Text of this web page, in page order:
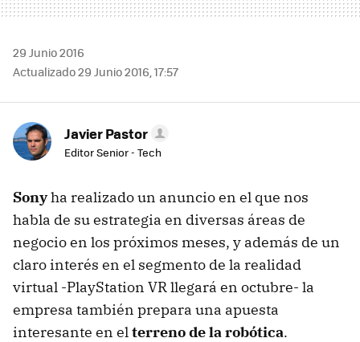
29 Junio 2016
Actualizado 29 Junio 2016, 17:57
Javier Pastor
Editor Senior - Tech
Sonyha realizado un anuncio en el que nos
habla de su estrategia en diversas áreas de
negocio en los próximos meses, y además de un
claro interés en el segmento de la realidad
virtual -PlayStation VR llegará en octubre- la
empresa también prepara una apuesta
interesante en elterreno de la robótica.